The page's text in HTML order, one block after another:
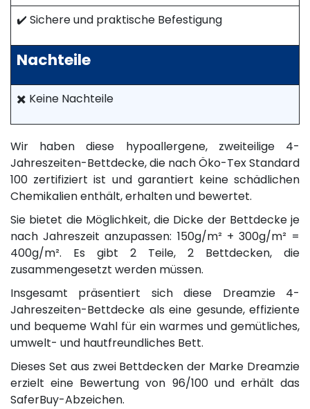
✔️ Sichere und praktische Befestigung
Nachteile
✖️ Keine Nachteile
Wir haben diese hypoallergene, zweiteilige 4-
Jahreszeiten-Bettdecke, die nach Öko-Tex Standard
100 zertifiziert ist und garantiert keine schädlichen
Chemikalien enthält, erhalten und bewertet.
Sie bietet die Möglichkeit, die Dicke der Bettdecke je
nach Jahreszeit anzupassen: 150g/m² + 300g/m² =
400g/m². Es gibt 2 Teile, 2 Bettdecken, die
zusammengesetzt werden müssen.
Insgesamt präsentiert sich diese Dreamzie 4-
Jahreszeiten-Bettdecke als eine gesunde, effiziente
und bequeme Wahl für ein warmes und gemütliches,
umwelt- und hautfreundliches Bett.
Dieses Set aus zwei Bettdecken der Marke Dreamzie
erzielt eine Bewertung von 96/100 und erhält das
SaferBuy-Abzeichen.